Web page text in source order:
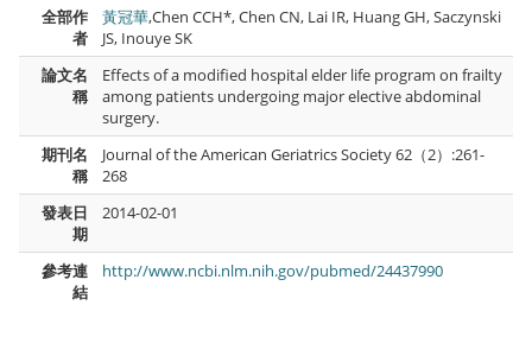
全部作
者
黃冠華,Chen CCH*, Chen CN, Lai IR, Huang GH, Saczynski
JS, Inouye SK
論文名
稱
Effects of a modified hospital elder life program on frailty
among patients undergoing major elective abdominal
surgery.
期刊名
稱
Journal of the American Geriatrics Society 62（2）:261-
268
發表日
期
2014-02-01
參考連
結
http://www.ncbi.nlm.nih.gov/pubmed/24437990